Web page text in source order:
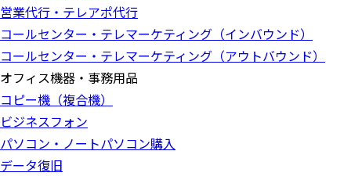
営業代行・テレアポ代行
コールセンター・テレマーケティング（インバウンド）
コールセンター・テレマーケティング（アウトバウンド）
オフィス機器・事務用品
コピー機（複合機）
ビジネスフォン
パソコン・ノートパソコン購入
データ復旧